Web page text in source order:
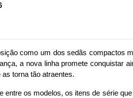
como um dos sedãs compactos
a nova linha promete conquistar
torna tão atraentes.
os modelos, os itens de série